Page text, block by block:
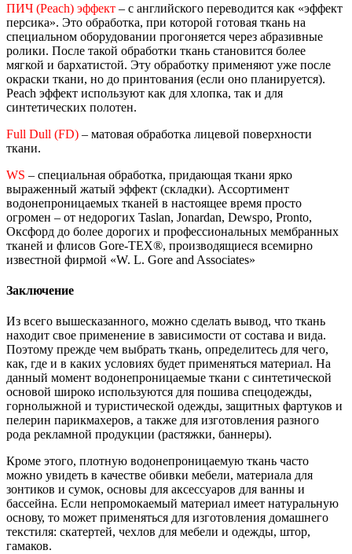
ПИЧ (Peach) эффект – с английского переводится как «эффект
персика». Это обработка, при которой готовая ткань на
специальном оборудовании прогоняется через абразивные
ролики. После такой обработки ткань становится более
мягкой и бархатистой. Эту обработку применяют уже после
окраски ткани, но до принтования (если оно планируется).
Peach эффект используют как для хлопка, так и для
синтетических полотен.
Full Dull (FD) – матовая обработка лицевой поверхности
ткани.
WS – специальная обработка, придающая ткани ярко
выраженный жатый эффект (складки). Ассортимент
водонепроницаемых тканей в настоящее время просто
огромен – от недорогих Taslan, Jonardan, Dewspo, Pronto,
Оксфорд до более дорогих и профессиональных мембранных
тканей и флисов Gore-TEX®, производящиеся всемирно
известной фирмой «W. L. Gore and Associates»
Заключение
Из всего вышесказанного, можно сделать вывод, что ткань
находит свое применение в зависимости от состава и вида.
Поэтому прежде чем выбрать ткань, определитесь для чего,
как, где и в каких условиях будет применяться материал. На
данный момент водонепроницаемые ткани с синтетической
основой широко используются для пошива спецодежды,
горнолыжной и туристической одежды, защитных фартуков и
пелерин парикмахеров, а также для изготовления разного
рода рекламной продукции (растяжки, баннеры).
Кроме этого, плотную водонепроницаемую ткань часто
можно увидеть в качестве обивки мебели, материала для
зонтиков и сумок, основы для аксессуаров для ванны и
бассейна. Если непромокаемый материал имеет натуральную
основу, то может применяться для изготовления домашнего
текстиля: скатертей, чехлов для мебели и одежды, штор,
гамаков.